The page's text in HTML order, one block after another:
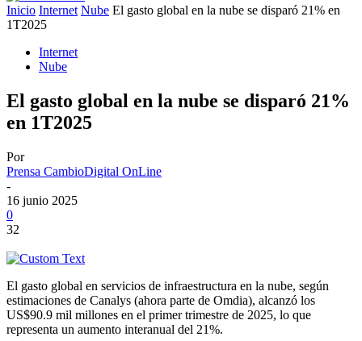
Inicio Internet Nube El gasto global en la nube se disparó 21% en
1T2025
Internet
Nube
El gasto global en la nube se disparó 21%
en 1T2025
Por
Prensa CambioDigital OnLine
-
16 junio 2025
0
32
El gasto global en servicios de infraestructura en la nube, según
estimaciones de Canalys (ahora parte de Omdia), alcanzó los
US$90.9 mil millones en el primer trimestre de 2025, lo que
representa un aumento interanual del 21%.